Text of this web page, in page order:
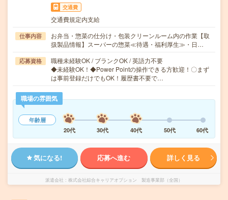
交通費
交通費規定内支給
仕事内容
お弁当・惣菜の仕分け・包装クリーンルーム内の作業【取
扱製品情報】スーパーの惣菜≪待遇・福利厚生≫・日…
応募資格
職種未経験OK / ブランクOK / 英語力不要
◆未経験OK！◆Power Pointの操作できる方歓迎！〇まず
は事前登録だけでもOK！履歴書不要で…
職場の雰囲気
年齢層
20代
30代 40代 50代 60代
気になる! 応募へ進む 詳しく見る
派遣会社 株式会社綜合キャリアオプション 製造事業部（全国）